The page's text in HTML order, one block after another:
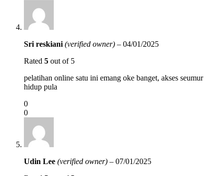
Sri reskiani (verified owner) – 04/01/2025
Rated 5 out of 5
pelatihan online satu ini emang oke banget, akses seumur
hidup pula
0
0
Udin Lee (verified owner) – 07/01/2025